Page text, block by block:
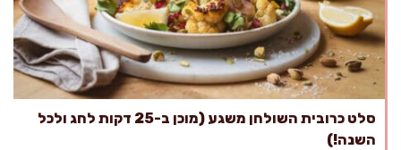
סלט כרובית השולחן משגע (מוכן ב-25 דקות לחג ולכל
השנה!)